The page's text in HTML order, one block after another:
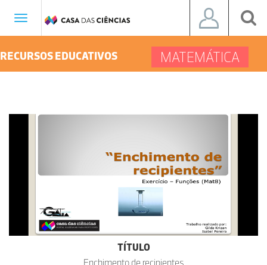
Toggle
RECURSOS EDUCATIVOS MATEMÁTICA
TÍTULO
Enchimento de recipientes